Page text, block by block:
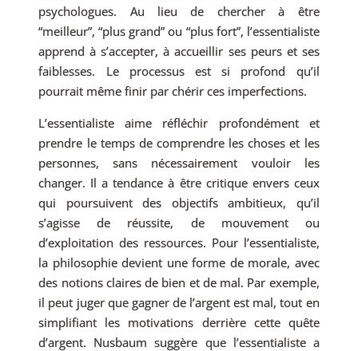
psychologues. Au lieu de chercher à être
“meilleur”, “plus grand” ou “plus fort”, l’essentialiste
apprend à s’accepter, à accueillir ses peurs et ses
faiblesses. Le processus est si profond qu’il
pourrait même finir par chérir ces imperfections.
L’essentialiste aime réfléchir profondément et
prendre le temps de comprendre les choses et les
personnes, sans nécessairement vouloir les
changer. Il a tendance à être critique envers ceux
qui poursuivent des objectifs ambitieux, qu’il
s’agisse de réussite, de mouvement ou
d’exploitation des ressources. Pour l’essentialiste,
la philosophie devient une forme de morale, avec
des notions claires de bien et de mal. Par exemple,
il peut juger que gagner de l’argent est mal, tout en
simplifiant les motivations derrière cette quête
d’argent. Nusbaum suggère que l’essentialiste a